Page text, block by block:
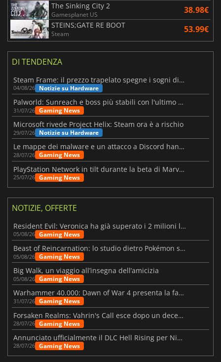
The Sinking City 2
Gamesplanet US 38.98€
STEINS;GATE RE BOOT
Steam 53.99€
DI TENDENZA
Steam Frame: il prezzo trapelato spegne i sogni di un VR economico
04/08/26 Notizie su Hardware
Palworld: Sunreach e boss più stabili con l'ultimo update
31/07/26 Gaming News
Microsoft rivede Project Helix: Steam ora è a rischio
29/07/26 Notizie su Hardware
Le mappe dei malware e un attacco a Discord hanno colpito Meccha Chameleon
28/07/26 Gaming News
PlayStation Network in tilt durante la beta di Marvel Tōkon
25/07/26 Gaming News
NOTIZIE, OFFERTE
Resident Evil: Veronica ha già superato i 2 milioni liste dei desideri
05/08/26 Gaming News
Beast of Reincarnation: lo studio dietro Pokémon su una nuova strada
05/08/26 Gaming News
Big Walk, un viaggio all’insegna dell’amicizia
05/08/26 Gaming News
Warhammer 40.000: Dawn of War 4 presenta la fazione dei Necron
31/07/26 Gaming News
Forsaken Realms: Vahrin's Call esce dopo un decennio di sviluppo
28/07/26 Gaming News
Annunciato ufficialmente il DLC Hell Rising per Nioh 3
28/07/26 Gaming News